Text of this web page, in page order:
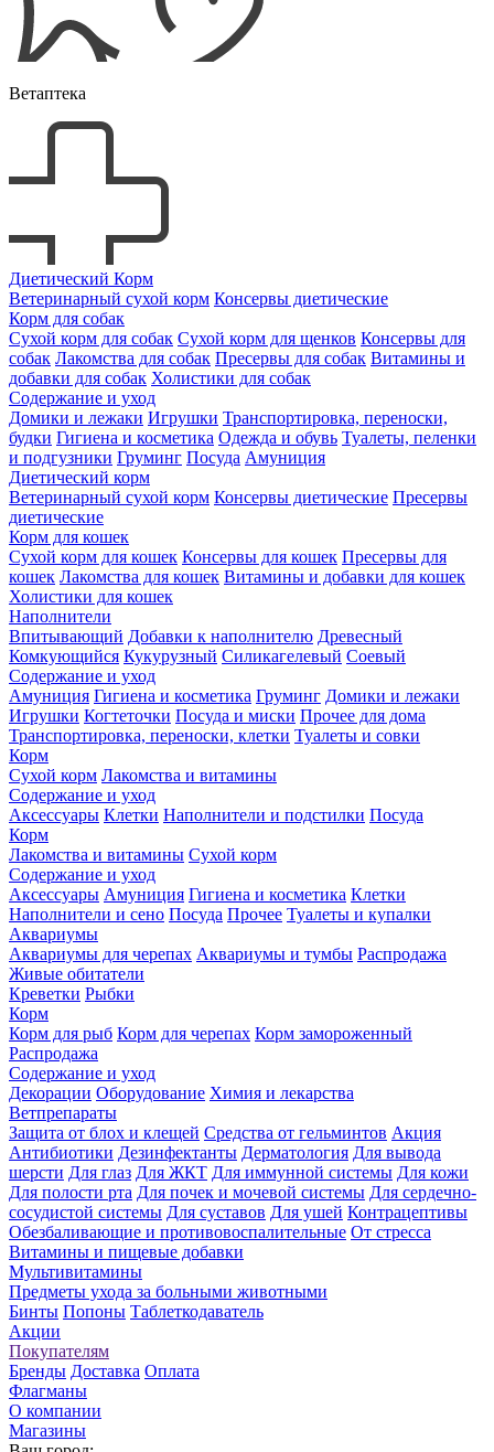
Ветаптека
Диетический Корм
Ветеринарный сухой корм Консервы диетические
Корм для собак
Сухой корм для собак Сухой корм для щенков Консервы для
собак Лакомства для собак Пресервы для собак Витамины и
добавки для собак Холистики для собак
Содержание и уход
Домики и лежаки Игрушки Транспортировка, переноски,
будки Гигиена и косметика Одежда и обувь Туалеты, пеленки
и подгузники Груминг Посуда Амуниция
Диетический корм
Ветеринарный сухой корм Консервы диетические Пресервы
диетические
Корм для кошек
Сухой корм для кошек Консервы для кошек Пресервы для
кошек Лакомства для кошек Витамины и добавки для кошек
Холистики для кошек
Наполнители
Впитывающий Добавки к наполнителю Древесный
Комкующийся Кукурузный Силикагелевый Соевый
Содержание и уход
Амуниция Гигиена и косметика Груминг Домики и лежаки
Игрушки Когтеточки Посуда и миски Прочее для дома
Транспортировка, переноски, клетки Туалеты и совки
Корм
Сухой корм Лакомства и витамины
Содержание и уход
Аксессуары Клетки Наполнители и подстилки Посуда
Корм
Лакомства и витамины Сухой корм
Содержание и уход
Аксессуары Амуниция Гигиена и косметика Клетки
Наполнители и сено Посуда Прочее Туалеты и купалки
Аквариумы
Аквариумы для черепах Аквариумы и тумбы Распродажа
Живые обитатели
Креветки Рыбки
Корм
Корм для рыб Корм для черепах Корм замороженный
Распродажа
Содержание и уход
Декорации Оборудование Химия и лекарства
Ветпрепараты
Защита от блох и клещей Средства от гельминтов Акция
Антибиотики Дезинфектанты Дерматология Для вывода
шерсти Для глаз Для ЖКТ Для иммунной системы Для кожи
Для полости рта Для почек и мочевой системы Для сердечно-
сосудистой системы Для суставов Для ушей Контрацептивы
Обезбаливающие и противовоспалительные От стресса
Витамины и пищевые добавки
Мультивитамины
Предметы ухода за больными животными
Бинты Попоны Таблеткодаватель
Акции
Покупателям
Бренды Доставка Оплата
Флагманы
О компании
Магазины